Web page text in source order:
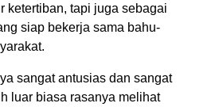
ketertiban, tapi juga sebagai
siap bekerja sama bahu-
sangat antusias dan sangat
luar biasa rasanya melihat